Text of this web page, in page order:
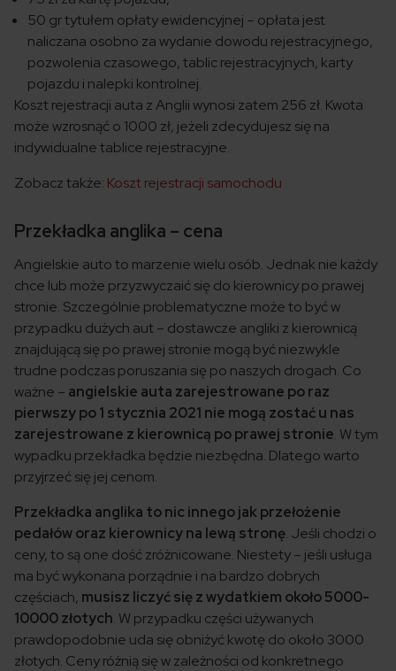
50 gr tytułem opłaty ewidencyjnej – opłata jest
naliczana osobno za wydanie dowodu rejestracyjnego,
pozwolenia czasowego, tablic rejestracyjnych, karty
pojazdu i nalepki kontrolnej.
Koszt rejestracji auta z Anglii wynosi zatem 256 zł. Kwota
może wzrosnąć o 1000 zł, jeżeli zdecydujesz się na
indywidualne tablice rejestracyjne.
Zobacz także: Koszt rejestracji samochodu
Przekładka anglika – cena
Angielskie auto to marzenie wielu osób. Jednak nie każdy
chce lub może przyzwyczaić się do kierownicy po prawej
stronie. Szczególnie problematyczne może to być w
przypadku dużych aut – dostawcze angliki z kierownicą
znajdującą się po prawej stronie mogą być niezwykle
trudne podczas poruszania się po naszych drogach. Co
ważne – angielskie auta zarejestrowane po raz
pierwszy po 1 stycznia 2021 nie mogą zostać u nas
zarejestrowane z kierownicą po prawej stronie. W tym
wypadku przekładka będzie niezbędna. Dlatego warto
przyjrzeć się jej cenom.
Przekładka anglika to nic innego jak przełożenie
pedałów oraz kierownicy na lewą stronę. Jeśli chodzi o
ceny, to są one dość zróżnicowane. Niestety – jeśli usługa
ma być wykonana porządnie i na bardzo dobrych
częściach, musisz liczyć się z wydatkiem około 5000-
10000 złotych. W przypadku części używanych
prawdopodobnie uda się obniżyć kwotę do około 3000
złotych. Ceny różnią się w zależności od konkretnego